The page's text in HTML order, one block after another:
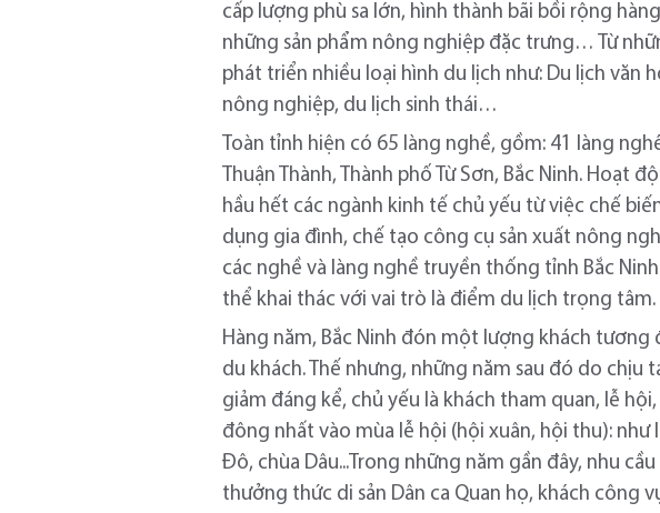
cấp lượng phù sa lớn, hình thành bãi bồi rộng
những sản phẩm nông nghiệp đặc trưng… Từ
phát triển nhiều loại hình du lịch như: Du lịch
nông nghiệp, du lịch sinh thái…
Toàn tỉnh hiện có 65 làng nghề, gồm: 41 làng
Thuận Thành, Thành phố Từ Sơn, Bắc Ninh.
hầu hết các ngành kinh tế chủ yếu từ việc chế
dụng gia đình, chế tạo công cụ sản xuất nông
các nghề và làng nghề truyền thống tỉnh Bắc
thể khai thác với vai trò là điểm du lịch trọng tâm.
Hàng năm, Bắc Ninh đón một lượng khách
du khách. Thế nhưng, những năm sau đó do
giảm đáng kể, chủ yếu là khách tham quan, lễ
đông nhất vào mùa lễ hội (hội xuân, hội thu): như
Đô, chùa Dâu...Trong những năm gần đây, nhu
thưởng thức di sản Dân ca Quan họ, khách công